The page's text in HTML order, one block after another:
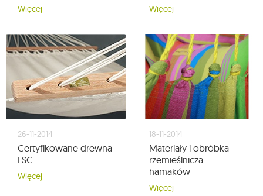
Więcej Więcej
26-11-2014
Certyfikowane drewna
FSC
Więcej
18-11-2014
Materiały i obróbka
rzemieślnicza
hamaków
Więcej